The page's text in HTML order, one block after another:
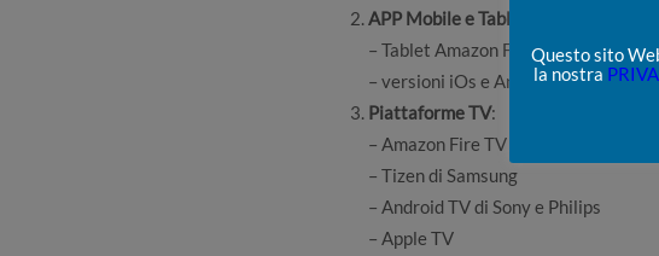
APP Mobile e Tablet
– Tablet Amazon Fire
– versioni iOs e Android
Piattaforme TV:
– Amazon Fire TV
– Tizen di Samsung
– Android TV di Sony e Philips
– Apple TV
Questo sito
la nostra